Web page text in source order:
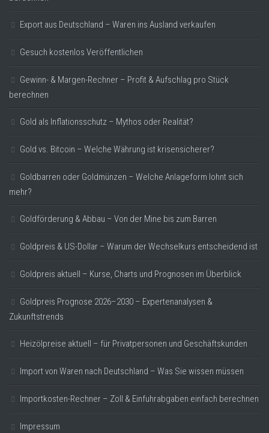
Export aus Deutschland – Waren ins Ausland verkaufen
Gesuch kostenlos Veröffentlichen
Gewinn- & Margen-Rechner – Profit & Aufschlag pro Stück
berechnen
Gold als Inflationsschutz – Mythos oder Realität?
Gold vs. Bitcoin – Welche Währung ist krisensicherer?
Goldbarren oder Goldmünzen – Welche Anlageform lohnt sich
mehr?
Goldförderung & Abbau – Von der Mine bis zum Barren
Goldpreis & US-Dollar – Warum der Wechselkurs entscheidend ist
Goldpreis aktuell – Kurse, Charts und Prognosen im Überblick
Goldpreis Prognose 2026–2030 – Expertenanalysen &
Zukunftstrends
Heizölpreise aktuell – für Privatpersonen und Geschäftskunden
Import von Waren nach Deutschland – Was Sie wissen müssen
Importkosten-Rechner – Zoll & Einfuhrabgaben einfach berechnen
Impressum